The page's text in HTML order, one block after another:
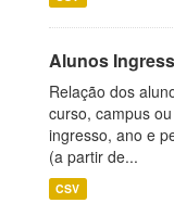
Alunos
Relação dos
curso, campus
ingresso, ano e
(a partir de...
CSV